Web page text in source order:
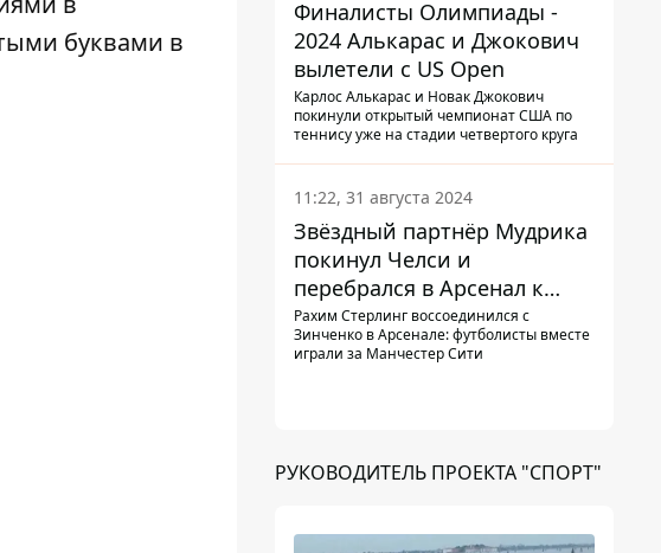
буквами в
Финалисты Олимпиады -
2024 Алькарас и Джокович
вылетели с US Open
Карлос Алькарас и Новак Джокович
покинули открытый чемпионат США по
теннису уже на стадии четвертого круга
11:22, 31 августа 2024
Звёздный партнёр Мудрика
покинул Челси и
перебрался в Арсенал к
Зинченко
Рахим Стерлинг воссоединился с
Зинченко в Арсенале: футболисты вместе
играли за Манчестер Сити
РУКОВОДИТЕЛЬ ПРОЕКТА "СПОРТ"